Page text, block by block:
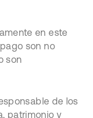
en este
son no
son
de los
patrimonio y